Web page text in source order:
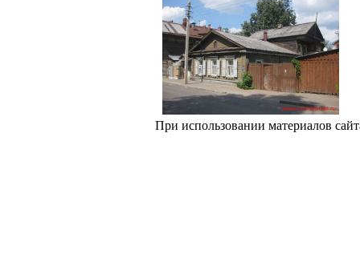
При использовании материалов